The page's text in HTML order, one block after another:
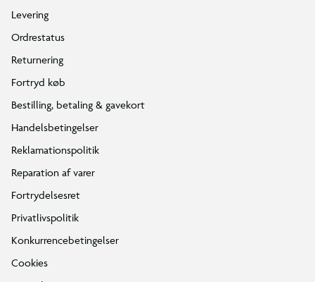
Levering
Ordrestatus
Returnering
Fortryd køb
Bestilling, betaling & gavekort
Handelsbetingelser
Reklamationspolitik
Reparation af varer
Fortrydelsesret
Privatlivspolitik
Konkurrencebetingelser
Cookies